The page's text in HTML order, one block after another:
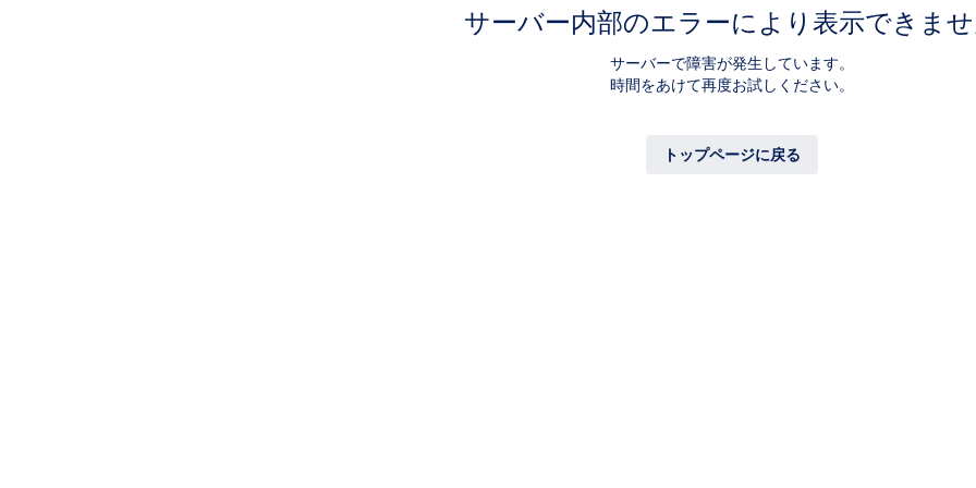
サーバー内部のエラーにより表示できま
サーバーで障害が発生しています。
時間をあけて再度お試しください。
トップページに戻る